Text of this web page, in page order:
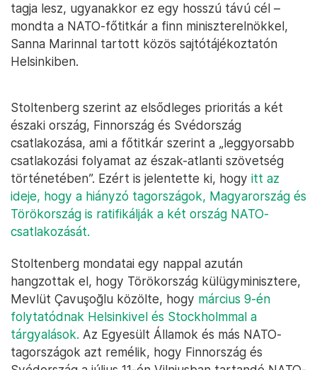
tagja lesz, ugyanakkor ez egy hosszú távú cél –
mondta a NATO-főtitkár a finn miniszterelnökkel,
Sanna Marinnal tartott közös sajtótájékoztatón
Helsinkiben.
Stoltenberg szerint az elsődleges prioritás a két
északi ország, Finnország és Svédország
csatlakozása, ami a főtitkár szerint a „leggyorsabb
csatlakozási folyamat az észak-atlanti szövetség
történetében”. Ezért is jelentette ki, hogy itt az
ideje, hogy a hiányzó tagországok, Magyarország és
Törökország is ratifikálják a két ország NATO-
csatlakozását.
Stoltenberg mondatai egy nappal azután
hangzottak el, hogy Törökország külügyminisztere,
Mevlüt Çavuşoğlu közölte, hogy március 9-én
folytatódnak Helsinkivel és Stockholmmal a
tárgyalások. Az Egyesült Államok és más NATO-
tagországok azt remélik, hogy Finnország és